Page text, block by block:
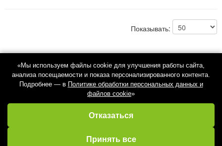
Избранное Кабинет
Показывать:
«Мы используем файлы cookie для улучшения работы сайта,
анализа посещаемости и показа персонализированного контента.
Подробнее — в Политике обработки персональных данных и
файлов cookie»
Отказаться
Принять все